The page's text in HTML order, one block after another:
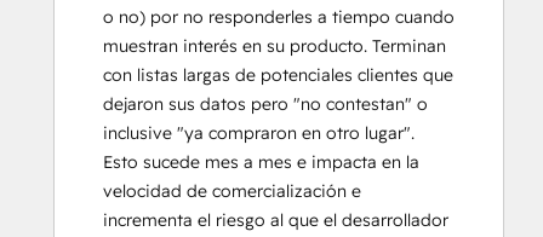
o no) por no responderles a tiempo cuando
muestran interés en su producto. Terminan
con listas largas de potenciales clientes que
dejaron sus datos pero "no contestan" o
inclusive "ya compraron en otro lugar".
Esto sucede mes a mes e impacta en la
velocidad de comercialización e
incrementa el riesgo al que el desarrollador